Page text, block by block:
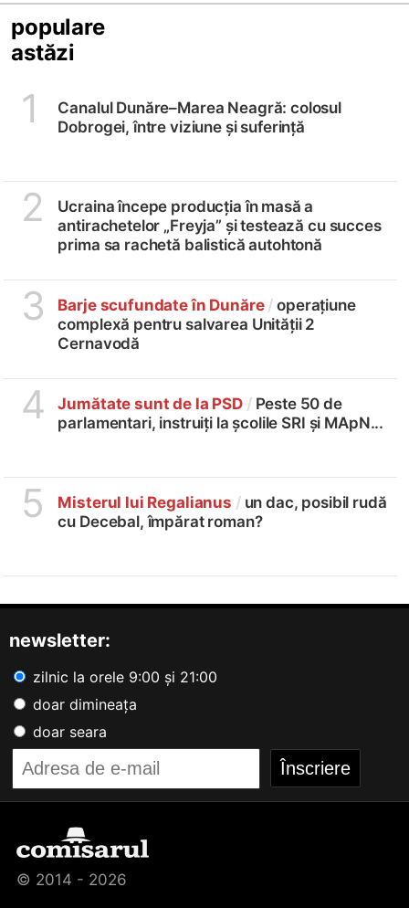
populare
astăzi
1
Canalul Dunăre–Marea Neagră: colosul
Dobrogei, între viziune și suferință
2
Ucraina începe producția în masă a
antirachetelor „Freyja” și testează cu succes
prima sa rachetă balistică autohtonă
3 Barje scufundate în Dunăre / operațiune
complexă pentru salvarea Unității 2
Cernavodă
4 Jumătate sunt de la PSD / Peste 50 de
parlamentari, instruiți la școlile SRI și MApN...
5 Misterul lui Regalianus /un dac, posibil rudă
cu Decebal, împărat roman?
newsletter:
zilnic la orele 9:00 și 21:00
doar dimineața
doar seara
© 2014 - 2026